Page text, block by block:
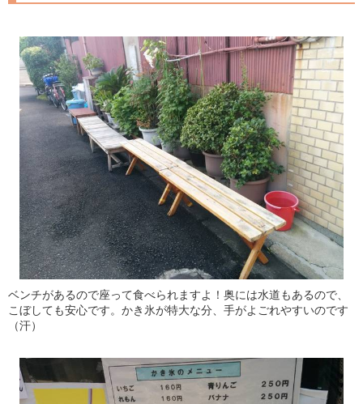
ベンチがあるので座って食べられますよ！奥には水道もあるので、
こぼしても安心です。かき氷が特大な分、手がよごれやすいのです
（汗）